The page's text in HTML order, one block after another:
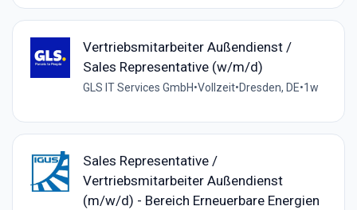
Vertriebsmitarbeiter Außendienst /
Sales Representative (w/m/d)
GLS IT Services GmbH•Vollzeit•Dresden, DE•1w
Sales Representative /
Vertriebsmitarbeiter Außendienst
(m/w/d) - Bereich Erneuerbare Energien